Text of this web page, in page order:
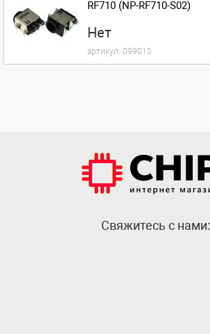
RF710 (NP-RF710-S02)
Нет
артикул: 099010
Cвяжитесь с нами: